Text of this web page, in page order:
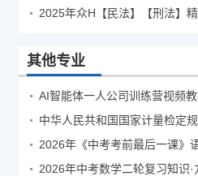
2025年众H【民法】【刑法】
其他专业
AI智能体一人公司训练营视频
中华人民共和国国家计量检定